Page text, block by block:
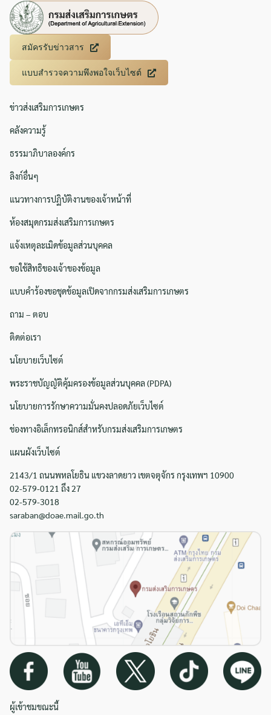
Search
Search
สมัครรับข่าวสาร
แบบสำรวจความพึงพอใจเว็บไซต์
ข่าวส่งเสริมการเกษตร
คลังความรู้
ธรรมาภิบาลองค์กร
ลิงก์อื่นๆ
แนวทางการปฏิบัติงานของเจ้าหน้าที่
ห้องสมุดกรมส่งเสริมการเกษตร
แจ้งเหตุละเมิดข้อมูลส่วนบุคคล
ขอใช้สิทธิของเจ้าของข้อมูล
แบบคำร้องขอชุดข้อมูลเปิดจากกรมส่งเสริมการเกษตร
ถาม – ตอบ
ติดต่อเรา
นโยบายเว็บไซต์
พระราชบัญญัติคุ้มครองข้อมูลส่วนบุคคล (PDPA)
นโยบายการรักษาความมั่นคงปลอดภัยเว็บไซต์
ช่องทางอิเล็กทรอนิกส์สำหรับกรมส่งเสริมการเกษตร
แผนผังเว็บไซต์
2143/1 ถนนพหลโยธิน แขวงลาดยาว เขตจตุจักร กรุงเทพฯ 10900
02-579-0121 ถึง 27
02-579-3018
saraban@doae.mail.go.th
ผู้เข้าชมขณะนี้